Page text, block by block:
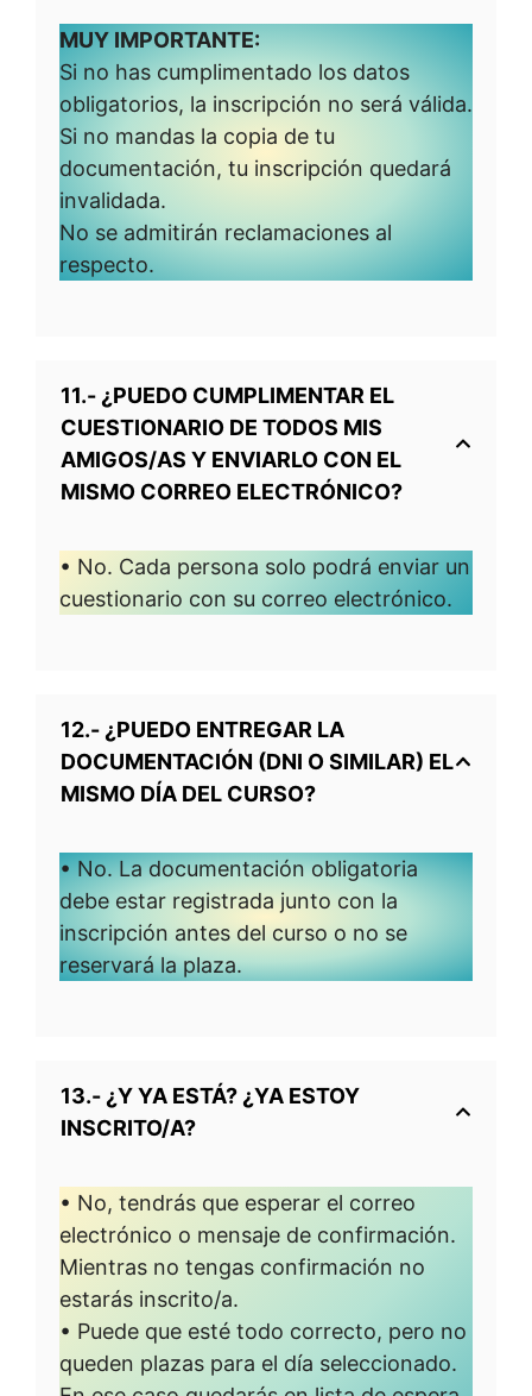
MUY IMPORTANTE:
Si no has cumplimentado los datos
obligatorios, la inscripción no será válida.
Si no mandas la copia de tu
documentación, tu inscripción quedará
invalidada.
No se admitirán reclamaciones al
respecto.
11.- ¿PUEDO CUMPLIMENTAR EL
CUESTIONARIO DE TODOS MIS
AMIGOS/AS Y ENVIARLO CON EL
MISMO CORREO ELECTRÓNICO?
• No. Cada persona solo podrá enviar un
cuestionario con su correo electrónico.
12.- ¿PUEDO ENTREGAR LA
DOCUMENTACIÓN (DNI O SIMILAR) EL
MISMO DÍA DEL CURSO?
• No. La documentación obligatoria
debe estar registrada junto con la
inscripción antes del curso o no se
reservará la plaza.
13.- ¿Y YA ESTÁ? ¿YA ESTOY
INSCRITO/A?
• No, tendrás que esperar el correo
electrónico o mensaje de confirmación.
Mientras no tengas confirmación no
estarás inscrito/a.
• Puede que esté todo correcto, pero no
queden plazas para el día seleccionado.